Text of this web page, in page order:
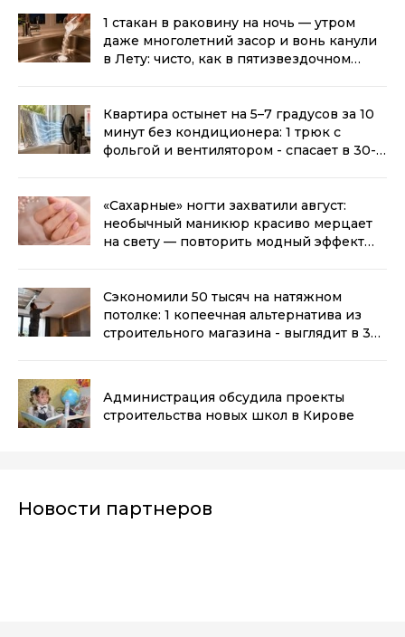
1 стакан в раковину на ночь — утром
даже многолетний засор и вонь канули
в Лету: чисто, как в пятизвездочном
Квартира остынет на 5–7 градусов за 10
минут без кондиционера: 1 трюк с
фольгой и вентилятором - спасает в 30-
«Сахарные» ногти захватили август:
необычный маникюр красиво мерцает
на свету — повторить модный эффект
Сэкономили 50 тысяч на натяжном
потолке: 1 копеечная альтернатива из
строительного магазина - выглядит в 3
Администрация обсудила проекты
строительства новых школ в Кирове
Новости партнеров